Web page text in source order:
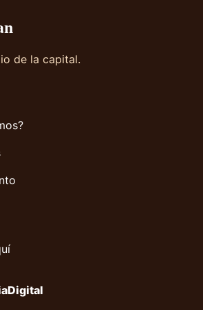
de la capital.